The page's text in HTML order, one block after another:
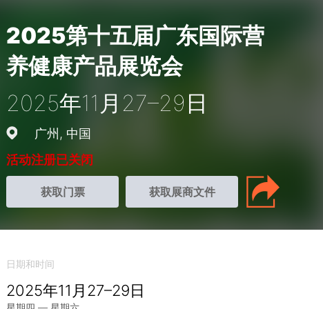
2025第十五届广东国际营
养健康产品展览会
2025年11月27–29日
广州
中国
活动注册已关闭
获取门票 获取展商文件
日期和时间
2025年11月27–29日